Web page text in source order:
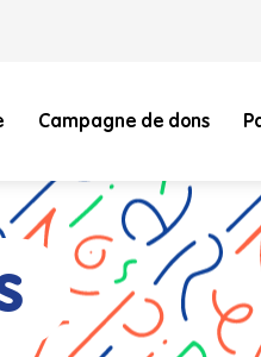
Campagne de dons